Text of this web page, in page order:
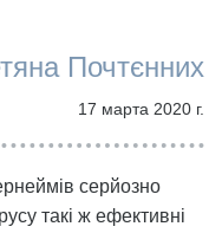
Почтєнних
17 марта 2020 г.
серйозно
такі ж ефективні